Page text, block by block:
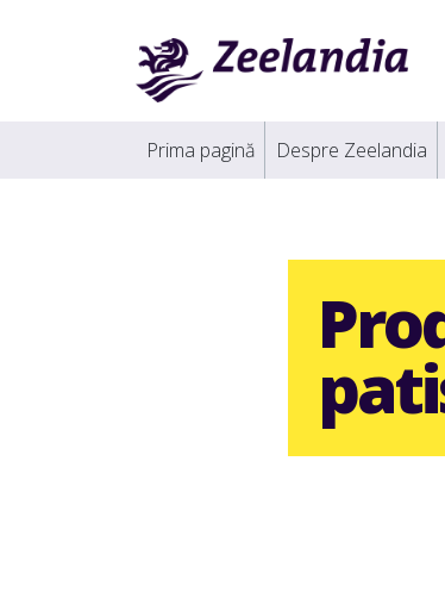
Prima pagină Despre Zeelandia